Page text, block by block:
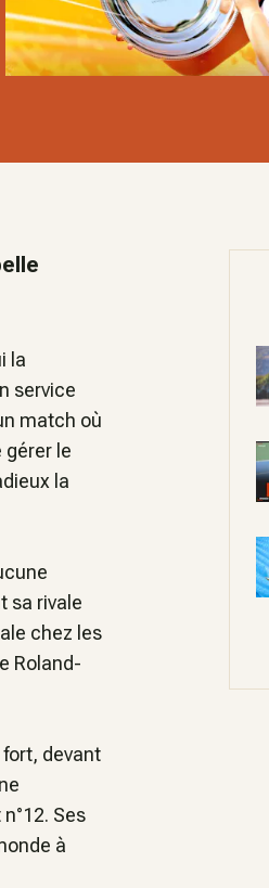
la
service
match où
gérer le
la
sa rivale
chez les
Roland-
devant
Ses
à